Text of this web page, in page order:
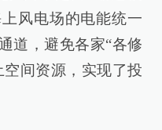
风电场的电能统一
道，避免各家“各修
间资源，实现了投